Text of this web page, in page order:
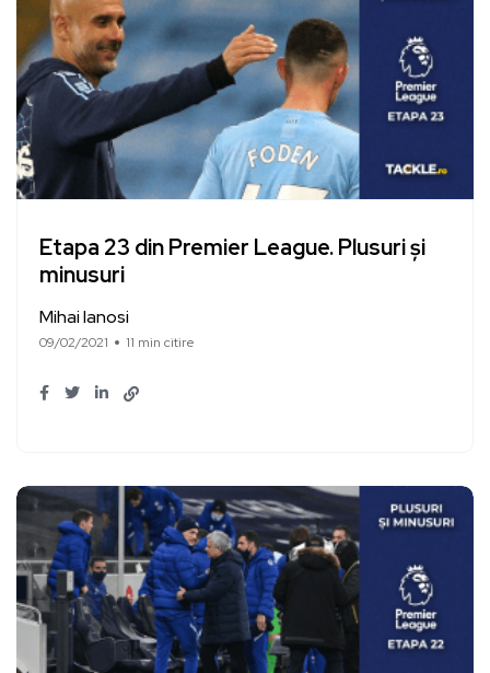
Etapa 23 din Premier League. Plusuri și
minusuri
Mihai Ianosi
09/02/2021 11 min citire